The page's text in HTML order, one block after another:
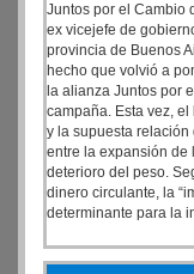
Juntos por el Cambio
ex vicejefe de
provincia de Buenos
hecho que volvió a
la alianza Juntos por
campaña. Esta vez,
y la supuesta
entre la expansión de
deterioro del peso.
dinero circulante, la
determinante para la